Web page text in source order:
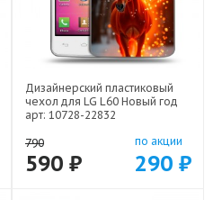
Дизайнерский пластиковый
чехол для LG L60 Новый год
арт: 10728-22832
790
590 ₽
по акции
290 ₽